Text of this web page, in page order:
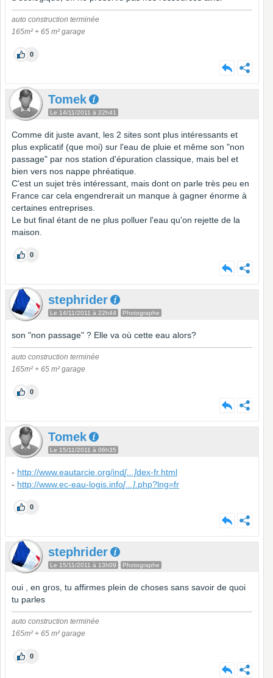
auto construction terminée
165m² + 65 m² garage
0
Tomek
Le 14/11/2011 à 22h41
Comme dit juste avant, les 2 sites sont plus intéressants et
plus explicatif (que moi) sur l'eau de pluie et même son "non
passage" par nos station d'épuration classique, mais bel et
bien vers nos nappe phréatique.
C'est un sujet très intéressant, mais dont on parle très peu en
France car cela engendrerait un manque à gagner énorme à
certaines entreprises.
Le but final étant de ne plus polluer l'eau qu'on rejette de la
maison.
0
stephrider
Le 14/11/2011 à 22h44 Photographe
son "non passage" ? Elle va où cette eau alors?
auto construction terminée
165m² + 65 m² garage
0
Tomek
Le 15/11/2011 à 06h35
- http://www.eautarcie.org/ind[...]dex-fr.html
- http://www.ec-eau-logis.info[...] .php?lng=fr
0
stephrider
Le 15/11/2011 à 13h09 Photographe
oui , en gros, tu affirmes plein de choses sans savoir de quoi
tu parles
auto construction terminée
165m² + 65 m² garage
0